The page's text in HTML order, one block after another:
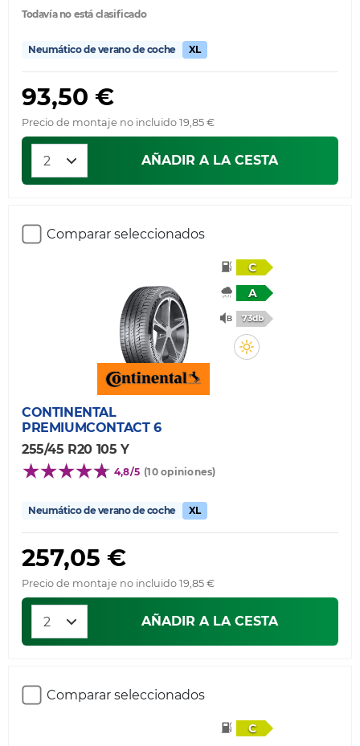
Todavía no está clasificado
Neumático de verano de coche XL
93,50 €
Precio de montaje no incluido 19,85 €
AÑADIR A LA CESTA
Comparar seleccionados
C
A
73db
CONTINENTAL
PREMIUMCONTACT 6
255/45 R20 105 Y
4,8/5 (10 opiniones)
Neumático de verano de coche XL
257,05 €
Precio de montaje no incluido 19,85 €
AÑADIR A LA CESTA
Comparar seleccionados
C